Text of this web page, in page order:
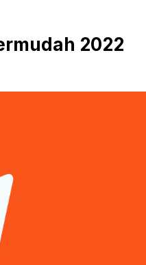
2022